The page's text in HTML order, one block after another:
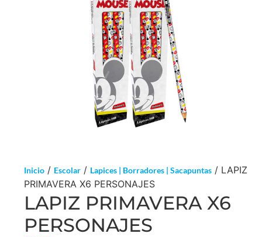
Inicio / Escolar / Lapices | Borradores | Sacapuntas / LAPIZ
PRIMAVERA X6 PERSONAJES
LAPIZ PRIMAVERA X6
PERSONAJES